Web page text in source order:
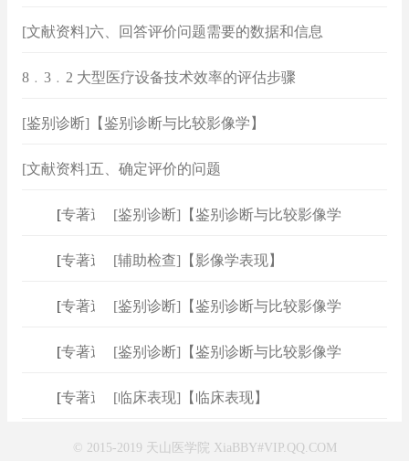
[文献资料]六、回答评价问题需要的数据和信息
8﹒3﹒2 大型医疗设备技术效率的评估步骤
[鉴别诊断]【鉴别诊断与比较影像学】
[文献资料]五、确定评价的问题
专著速查]
[鉴别诊断]【鉴别诊断与比较影像学
专著速查]
[辅助检查]【影像学表现】
专著速查]
[鉴别诊断]【鉴别诊断与比较影像学
专著速查]
[鉴别诊断]【鉴别诊断与比较影像学
专著速查]
[临床表现]【临床表现】
© 2015-2019 天山医学院 XiaBBY#VIP.QQ.COM